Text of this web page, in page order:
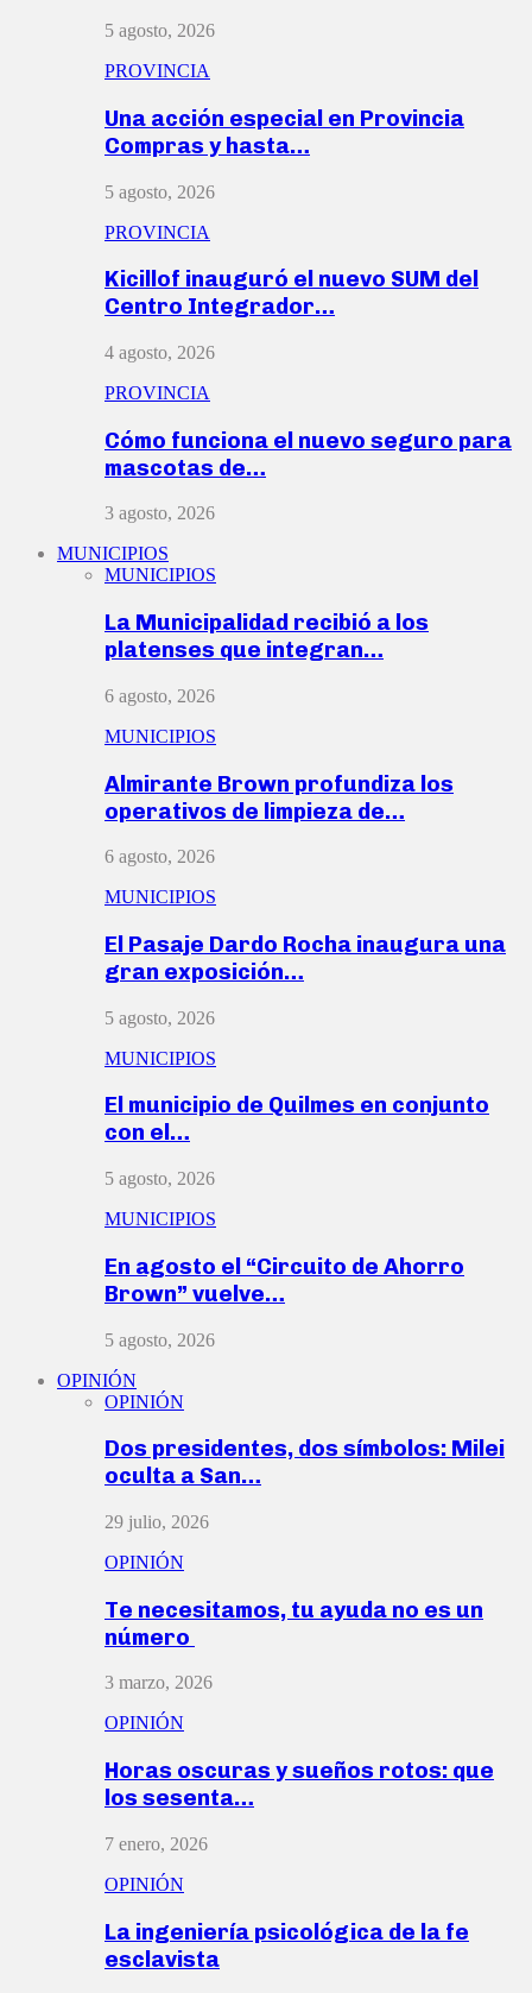
5 agosto, 2026
PROVINCIA
Una acción especial en Provincia
Compras y hasta…
5 agosto, 2026
PROVINCIA
Kicillof inauguró el nuevo SUM del
Centro Integrador…
4 agosto, 2026
PROVINCIA
Cómo funciona el nuevo seguro para
mascotas de…
3 agosto, 2026
MUNICIPIOS
MUNICIPIOS
La Municipalidad recibió a los
platenses que integran…
6 agosto, 2026
MUNICIPIOS
Almirante Brown profundiza los
operativos de limpieza de…
6 agosto, 2026
MUNICIPIOS
El Pasaje Dardo Rocha inaugura una
gran exposición…
5 agosto, 2026
MUNICIPIOS
El municipio de Quilmes en conjunto
con el…
5 agosto, 2026
MUNICIPIOS
En agosto el “Circuito de Ahorro
Brown” vuelve…
5 agosto, 2026
OPINIÓN
OPINIÓN
Dos presidentes, dos símbolos: Milei
oculta a San…
29 julio, 2026
OPINIÓN
Te necesitamos, tu ayuda no es un
número
3 marzo, 2026
OPINIÓN
Horas oscuras y sueños rotos: que
los sesenta…
7 enero, 2026
OPINIÓN
La ingeniería psicológica de la fe
esclavista